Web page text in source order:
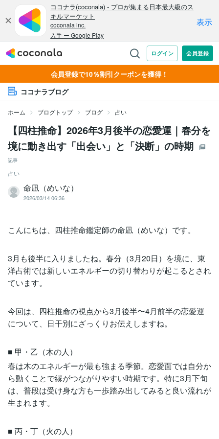
会員登録で10％割引クーポンを獲得！
ココナラブログ
ホーム ブログトップ ブログ 占い
【四柱推命】2026年3月後半の恋愛運｜春分を
境に動き出す「出会い」と「決断」の時期
記事
占い
命凪（めいな）
2026/03/14 06:36
こんにちは、四柱推命鑑定師の命凪（めいな）です。
3月も後半に入りましたね。春分（3月20日）を境に、東
洋占術では新しいエネルギーの切り替わりが起こるとされ
ています。
今回は、四柱推命の視点から3月後半〜4月前半の恋愛運
について、日干別にざっくりお伝えしますね。
■ 甲・乙（木の人）
春は木のエネルギーが最も強まる季節。恋愛面では自分か
ら動くことで縁がつながりやすい時期です。特に3月下旬
は、普段は受け身な方も一歩踏み出してみると良い流れが
生まれます。
■ 丙・丁（火の人）